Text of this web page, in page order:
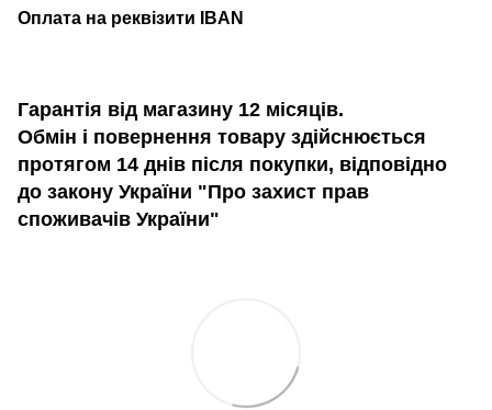
Оплата на реквізити IBAN
Гарантія від магазину 12 місяців.
Обмін і повернення товару здійснюється
протягом 14 днів після покупки, відповідно
до закону України "Про захист прав
споживачів України"